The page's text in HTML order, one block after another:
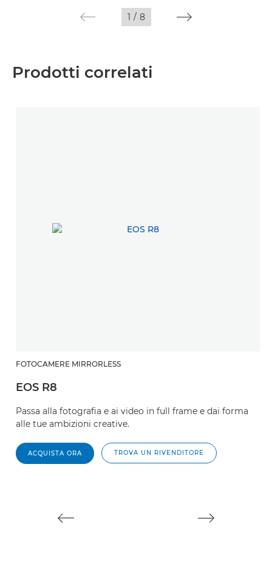
1 / 8
Prodotti correlati
FOTOCAMERE MIRRORLESS
EOS R8
Passa alla fotografia e ai video in full frame e dai forma
alle tue ambizioni creative.
ACQUISTA ORA TROVA UN RIVENDITORE